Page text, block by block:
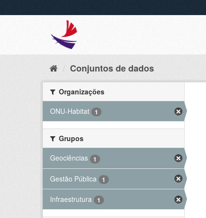
Conjuntos de dados
Organizações
ONU-Habitat
1
Grupos
Geociências
1
Gestão Pública 1
Infraestrutura 1